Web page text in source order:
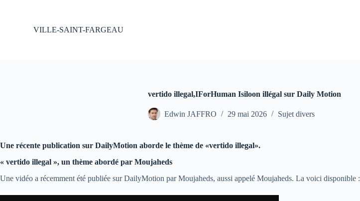
VILLE-SAINT-FARGEAU
vertido illegal,IForHuman Isiloon illégal sur Daily Motion
Edwin JAFFRO 29 mai 2026 Sujet divers
Une récente publication sur DailyMotion aborde le thème de «vertido illegal».
« vertido illegal », un thème abordé par Moujaheds
Une vidéo a récemment été publiée sur DailyMotion par Moujaheds, aussi appelé Moujaheds. La voici disponible :